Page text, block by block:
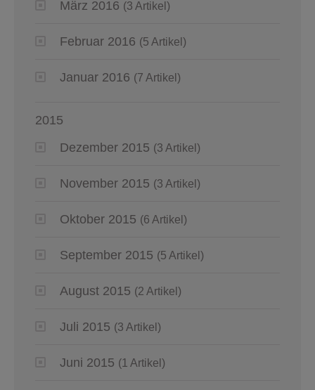
März 2016 (3 Artikel)
Februar 2016 (5 Artikel)
Januar 2016 (7 Artikel)
2015
Dezember 2015 (3 Artikel)
November 2015 (3 Artikel)
Oktober 2015 (6 Artikel)
September 2015 (5 Artikel)
August 2015 (2 Artikel)
Juli 2015 (3 Artikel)
Juni 2015 (1 Artikel)